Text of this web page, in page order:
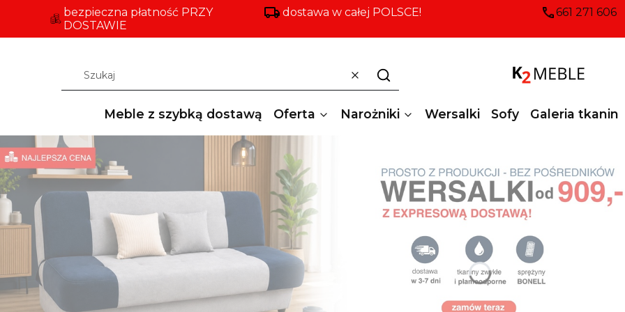
bezpieczna płatność PRZY
DOSTAWIE
dostawa w całej POLSCE! 661 271 606
WyczyśćSzukaj
Meble z szybką dostawą Oferta Narożniki Wersalki Sofy Galeria tkanin